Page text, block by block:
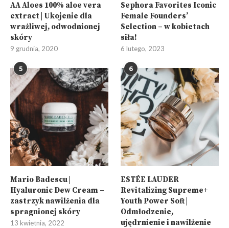
AA Aloes 100% aloe vera
extract | Ukojenie dla
wrażliwej, odwodnionej
skóry
9 grudnia, 2020
Sephora Favorites Iconic
Female Founders’
Selection – w kobietach
siła!
6 lutego, 2023
5
Mario Badescu |
Hyaluronic Dew Cream –
zastrzyk nawilżenia dla
spragnionej skóry
13 kwietnia, 2022
6
ESTÉE LAUDER
Revitalizing Supreme+
Youth Power Soft |
Odmłodzenie,
ujędrnienie i nawilżenie